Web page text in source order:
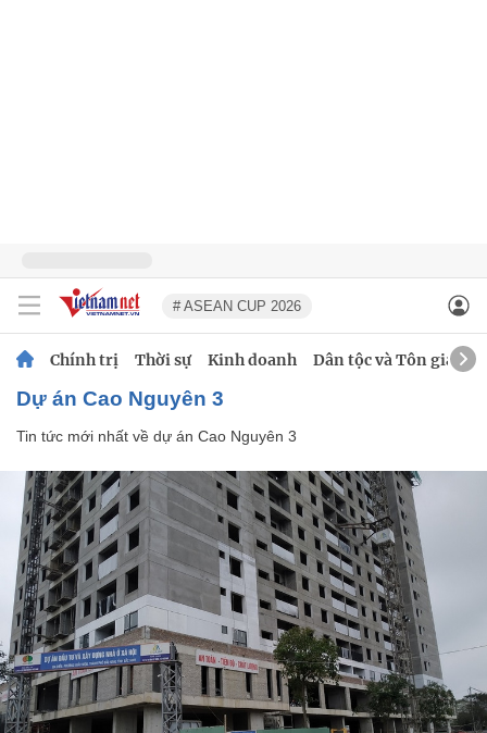
# ASEAN CUP 2026
Chính trị Thời sự Kinh doanh Dân tộc và Tôn giáo
dự án Cao Nguyên 3
Tin tức mới nhất về dự án Cao Nguyên 3